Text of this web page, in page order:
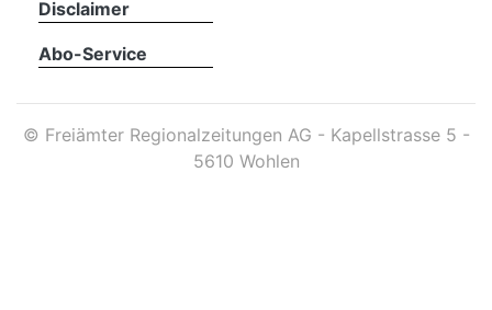
Disclaimer
Abo-Service
© Freiämter Regionalzeitungen AG - Kapellstrasse 5 -
5610 Wohlen